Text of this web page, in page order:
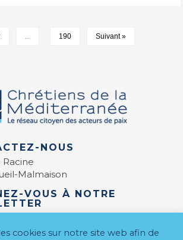
190 Suivant »
NOUS
Racine
Malmaison
VOUS À NOTRE
* cookies sur notre site web afin de